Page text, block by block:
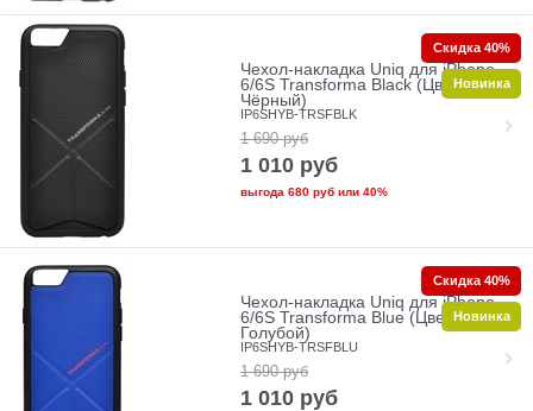
Чехол-накладка Uniq для iPhone
6/6S Transforma Black (Цвет:
Чёрный)
IP6SHYB-TRSFBLK
1 690 руб
1 010 руб
выгода 680 рубили 40%
Скидка 40%
Новинка
Чехол-накладка Uniq для iPhone
6/6S Transforma Blue (Цвет:
Голубой)
IP6SHYB-TRSFBLU
1 690 руб
1 010 руб
Скидка 40%
Новинка